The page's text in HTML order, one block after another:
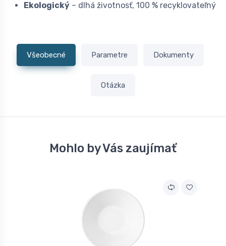
Ekologický – dlhá životnosť, 100 % recyklovateľný
Všeobecné Parametre Dokumenty
Otázka
Mohlo by Vás zaujímať